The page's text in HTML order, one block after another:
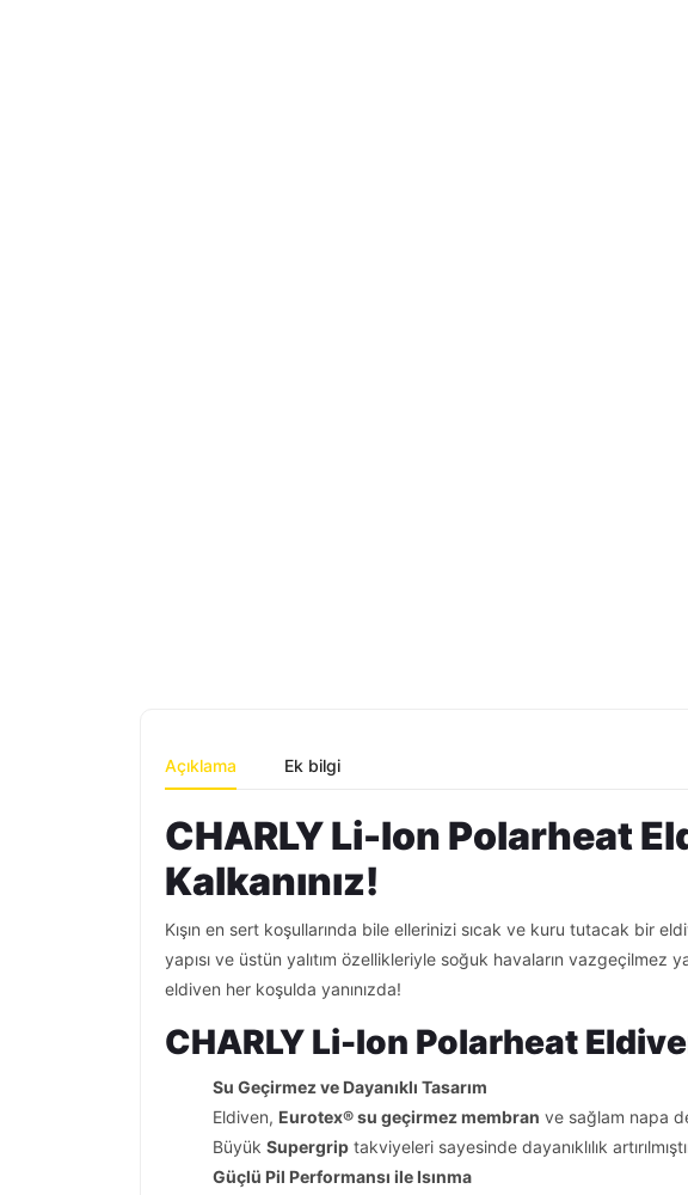
Açıklama Ek bilgi
CHARLY Li-Ion Polarheat
Kalkanınız!
Kışın en sert koşullarında bile ellerinizi sıcak ve kuru tutacak bir
yapısı ve üstün yalıtım özellikleriyle soğuk havaların vazgeçilmez
eldiven her koşulda yanınızda!
CHARLY Li-Ion Polarheat
Su Geçirmez ve Dayanıklı Tasarım
Eldiven, Eurotex® su geçirmez membran ve sağlam napa
Büyük Supergrip takviyeleri sayesinde dayanıklılık
Güçlü Pil Performansı ile Isınma